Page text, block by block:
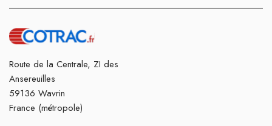
Route de la Centrale, ZI des
Ansereuilles
59136 Wavrin
France (métropole)